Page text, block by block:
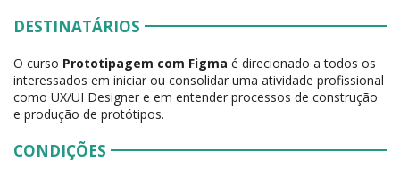
DESTINATÁRIOS
O curso Prototipagem com Figma é direcionado a todos os
interessados em iniciar ou consolidar uma atividade profissional
como UX/UI Designer e em entender processos de construção
e produção de protótipos.
CONDIÇÕES